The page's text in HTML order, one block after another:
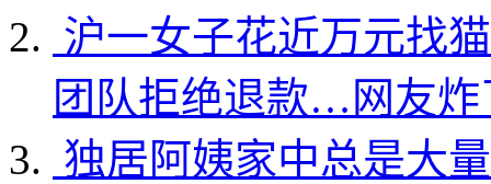
沪一女子花近万元找
团队拒绝退款…网友炸
独居阿姨家中总是大